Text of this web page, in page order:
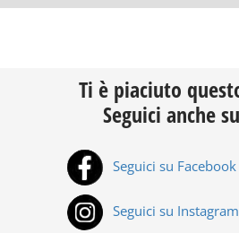
Ti è piaciuto
Seguici anche
Seguici su Facebook
Seguici su Instagram